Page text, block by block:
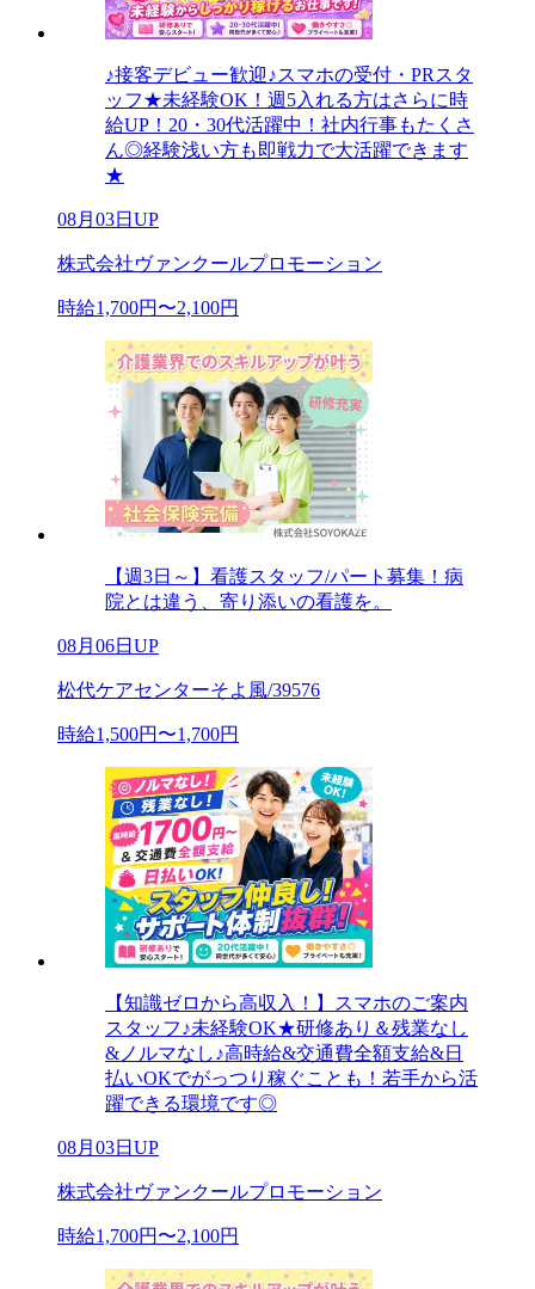
♪接客デビュー歓迎♪スマホの受付・PRスタ
ッフ★未経験OK！週5入れる方はさらに時
給UP！20・30代活躍中！社内行事もたくさ
ん◎経験浅い方も即戦力で大活躍できます
★
08月03日UP
株式会社ヴァンクールプロモーション
時給1,700円〜2,100円
【週3日～】看護スタッフ/パート募集！病
院とは違う、寄り添いの看護を。
08月06日UP
松代ケアセンターそよ風/39576
時給1,500円〜1,700円
【知識ゼロから高収入！】スマホのご案内
スタッフ♪未経験OK★研修あり＆残業なし
&ノルマなし♪高時給&交通費全額支給&日
払いOKでがっつり稼ぐことも！若手から活
躍できる環境です◎
08月03日UP
株式会社ヴァンクールプロモーション
時給1,700円〜2,100円